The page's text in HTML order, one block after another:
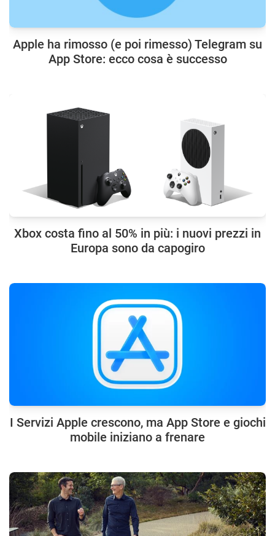
Apple ha rimosso (e poi rimesso) Telegram su
App Store: ecco cosa è successo
Xbox costa fino al 50% in più: i nuovi prezzi in
Europa sono da capogiro
I Servizi Apple crescono, ma App Store e giochi
mobile iniziano a frenare